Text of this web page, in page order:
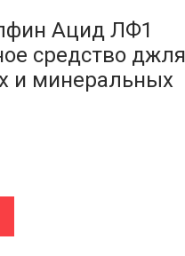
Ацид ЛФ1
средство джля
и минеральных